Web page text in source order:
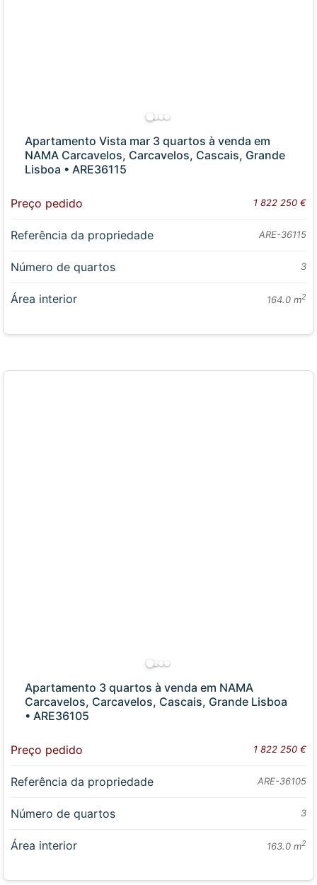
Apartamento Vista mar 3 quartos à venda em
NAMA Carcavelos, Carcavelos, Cascais, Grande
Lisboa • ARE36115
Preço pedido 1 822 250 €
Referência da propriedade ARE-36115
Número de quartos 3
Área interior 164.0 m2
Apartamento 3 quartos à venda em NAMA
Carcavelos, Carcavelos, Cascais, Grande Lisboa
• ARE36105
Preço pedido 1 822 250 €
Referência da propriedade ARE-36105
Número de quartos 3
Área interior 163.0 m2